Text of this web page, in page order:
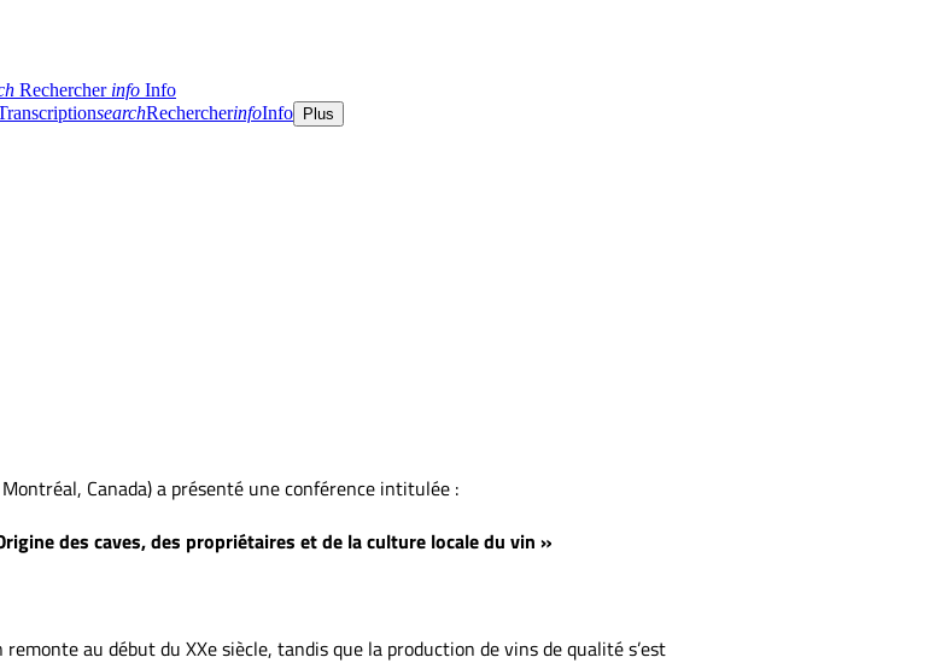
Canada) a présenté une conférence intitulée :
des caves, des propriétaires et de la culture locale du vin »
au début du XXe siècle, tandis que la production de vins de qualité s’est